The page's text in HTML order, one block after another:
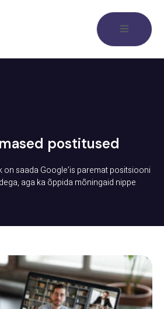
postitused
on saada Google’is paremat positsiooni
aga ka õppida mõningaid nippe